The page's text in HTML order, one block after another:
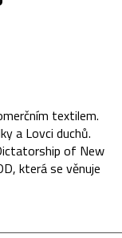
textilem.
a Lovci duchů.
of New
která se věnuje